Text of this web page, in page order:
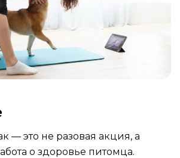
— это не разовая акция, а
о здоровье питомца.